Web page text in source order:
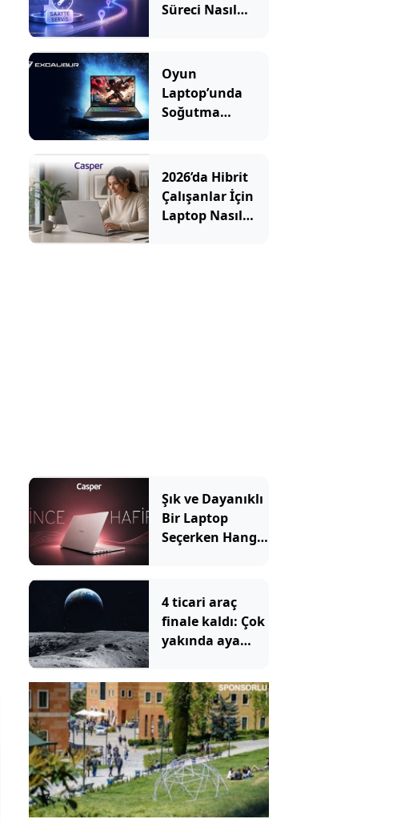
Süreci Nasıl
Oyun
Laptop’unda
Soğutma
2026’da Hibrit
Çalışanlar İçin
Laptop Nasıl
Şık ve Dayanıklı
Bir Laptop
Seçerken Hangi
4 ticari araç
finale kaldı: Çok
yakında aya